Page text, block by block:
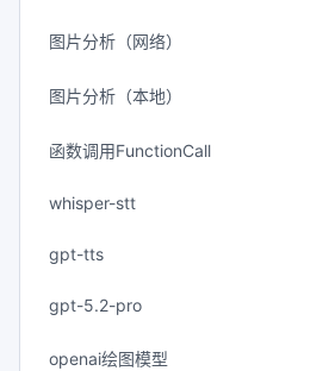
图片分析（网络）
图片分析（本地）
函数调用FunctionCall
whisper-stt
gpt-tts
gpt-5.2-pro
openai绘图模型